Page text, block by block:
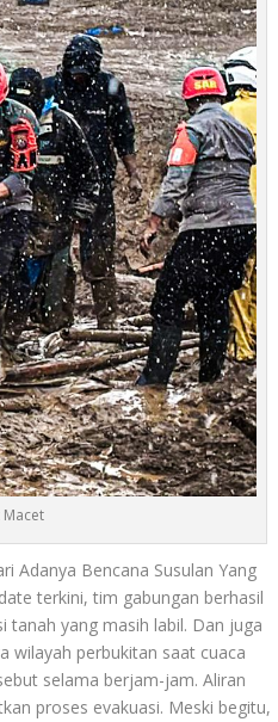
Adanya Bencana Susulan Yang
terkini, tim gabungan berhasil
tanah yang masih labil. Dan juga
wilayah perbukitan saat cuaca
selama berjam-jam. Aliran
proses evakuasi. Meski begitu,